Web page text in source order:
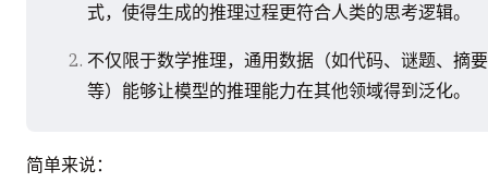
式，使得生成的推理过程更符合人类的思考逻辑。
不仅限于数学推理，通用数据（如代码、谜题、摘要
等）能够让模型的推理能力在其他领域得到泛化。
简单来说：